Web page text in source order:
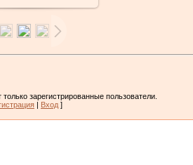
зарегистрированные пользователи.
| Вход ]